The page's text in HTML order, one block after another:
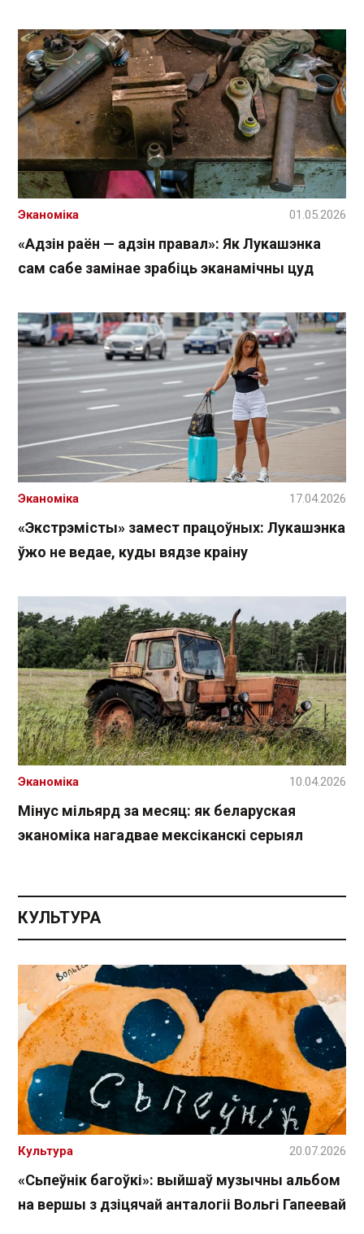
«Адзін раён — адзін правал»: Як Лукашэнка
сам сабе замінае зрабіць эканамічны цуд
Эканоміка 01.05.2026
«Экстрэмісты» замест працоўных: Лукашэнка
ўжо не ведае, куды вядзе краіну
Эканоміка 17.04.2026
Мінус мільярд за месяц: як беларуская
эканоміка нагадвае мексіканскі серыял
Эканоміка 10.04.2026
КУЛЬТУРА
«Сьпеўнік багоўкі»: выйшаў музычны альбом
на вершы з дзіцячай анталогіі Вольгі Гапеевай
Культура 20.07.2026